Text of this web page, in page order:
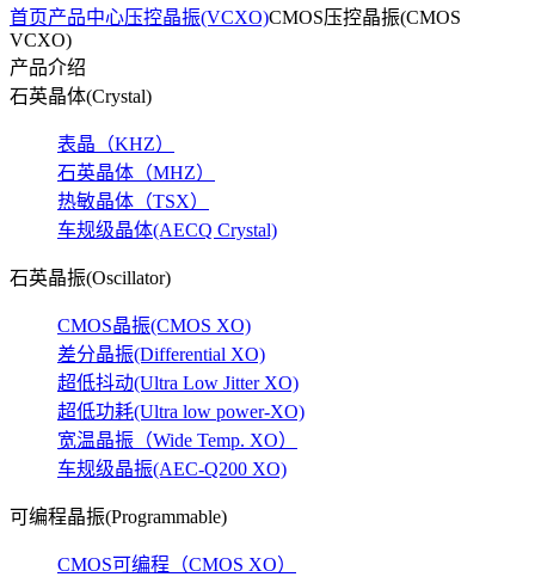
首页产品中心压控晶振(VCXO)CMOS压控晶振(CMOS
VCXO)
产品介绍
石英晶体(Crystal)
表晶（KHZ）
石英晶体（MHZ）
热敏晶体（TSX）
车规级晶体(AECQ Crystal)
石英晶振(Oscillator)
CMOS晶振(CMOS XO)
差分晶振(Differential XO)
超低抖动(Ultra Low Jitter XO)
超低功耗(Ultra low power-XO)
宽温晶振（Wide Temp. XO）
车规级晶振(AEC-Q200 XO)
可编程晶振(Programmable)
CMOS可编程（CMOS XO）